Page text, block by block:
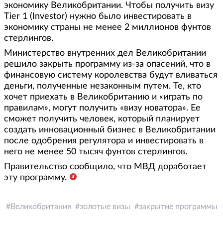
экономику Великобритании. Чтобы получить визу
Tier 1 (Investor) нужно было инвестировать в
экономику страны не менее 2 миллионов фунтов
стерлингов.
Министерство внутренних дел Великобритании
решило закрыть программу из-за опасений, что в
финансовую систему королевства будут вливаться
деньги, полученные незаконным путем. Те, кто
хочет приехать в Великобританию и «играть по
правилам», могут получить «визу новатора». Ее
сможет получить человек, который планирует
создать инновационный бизнес в Великобритании
после одобрения регулятора и инвестировать в
него не менее 50 тысяч фунтов стерлингов.
Правительство сообщило, что МВД доработает
эту программу.
Великобритания золотые визы закрытие программы